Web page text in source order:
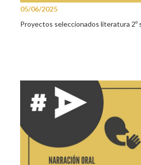
05/06/2025
Proyectos seleccionados literatura 2º